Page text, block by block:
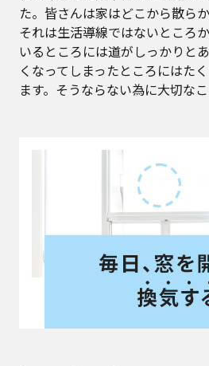
た。皆さんは家はどこから散ら
それは生活導線ではないところ
いるところには道がしっかりと
くなってしまったところにはた
ます。そうならない為に大切な